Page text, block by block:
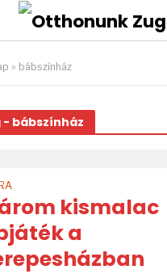
» bábszínház
- bábszínház
kismalac
a